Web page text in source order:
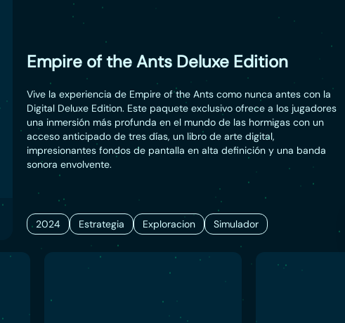
Empire of the Ants Deluxe Edition
Vive la experiencia de Empire of the Ants como nunca antes con la
Digital Deluxe Edition. Este paquete exclusivo ofrece a los jugadores
una inmersión más profunda en el mundo de las hormigas con un
acceso anticipado de tres días, un libro de arte digital,
impresionantes fondos de pantalla en alta definición y una banda
sonora envolvente.
2024 Estrategia Exploracion Simulador